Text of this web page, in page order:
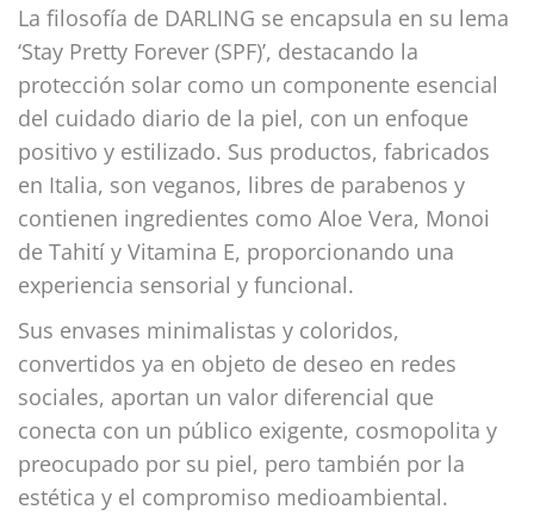
La filosofía de DARLING se encapsula en su lema
‘Stay Pretty Forever (SPF)’, destacando la
protección solar como un componente esencial
del cuidado diario de la piel, con un enfoque
positivo y estilizado. Sus productos, fabricados
en Italia, son veganos, libres de parabenos y
contienen ingredientes como Aloe Vera, Monoi
de Tahití y Vitamina E, proporcionando una
experiencia sensorial y funcional.
Sus envases minimalistas y coloridos,
convertidos ya en objeto de deseo en redes
sociales, aportan un valor diferencial que
conecta con un público exigente, cosmopolita y
preocupado por su piel, pero también por la
estética y el compromiso medioambiental.